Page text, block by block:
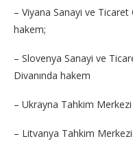
– Viyana Sanayi ve Ticaret
hakem;
– Slovenya Sanayi ve
Divanında hakem
– Ukrayna Tahkim
– Litvanya Tahkim